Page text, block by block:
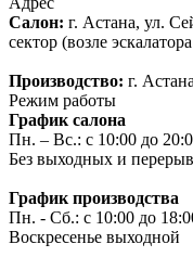
Салон: г. Астана, ул.
сектор (возле
Производство: г.
Режим работы
График салона
Пн. – Вс.: с 10:00 до
Без выходных и
График производства
Пн. - Сб.: с 10:00 до
Воскресенье выходной